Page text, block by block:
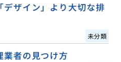
ザイン」より大切な排
未分類
業者の見つけ方